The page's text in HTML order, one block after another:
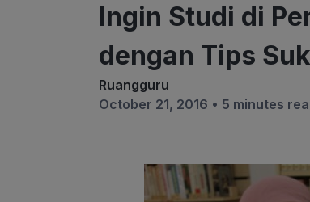
Ingin Studi di
dengan Tips
Ruangguru
October 21, 2016 • 5 minutes